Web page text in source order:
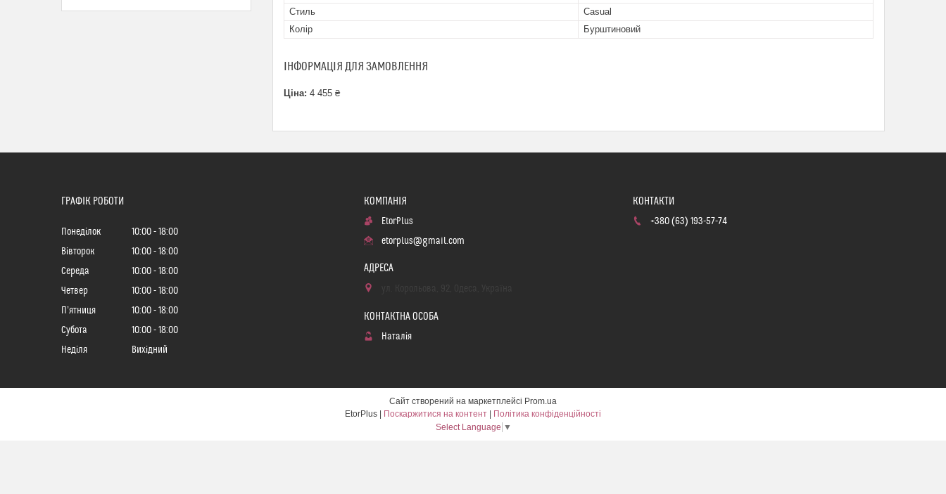
Стиль
Casual
Колір
Бурштиновий
ІНФОРМАЦІЯ ДЛЯ ЗАМОВЛЕННЯ
Ціна: 4 455 ₴
ГРАФІК РОБОТИ
Понеділок 10:00
18:00
Вівторок
10:00
18:00
Середа
10:00
18:00
Четвер
10:00
18:00
Пʼятниця
10:00
18:00
Субота
10:00
18:00
Неділя
Вихідний
EtorPlus
etorplus@gmail.com
Наталія
+380 (63) 193-57-74
Сайт створений на маркетплейсі Prom.ua
Поскаржитися на контент
Політика конфіденційності
Select Language ▼